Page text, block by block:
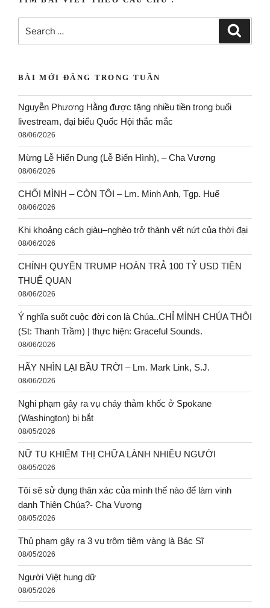
BÀI MỚI ĐĂNG TRONG TUẦN
Nguyễn Phương Hằng được tặng nhiều tiền trong buổi
livestream, đại biểu Quốc Hội thắc mắc
08/06/2026
Mừng Lễ Hiển Dung (Lễ Biến Hình), – Cha Vương
08/06/2026
CHỐI MÌNH – CÒN TÔI – Lm. Minh Anh, Tgp. Huế
08/06/2026
Khi khoảng cách giàu–nghèo trở thành vết nứt của thời đại
08/06/2026
CHÍNH QUYỀN TRUMP HOÀN TRẢ 100 TỶ USD TIỀN
THUẾ QUAN
08/06/2026
Ý nghĩa suốt cuộc đời con là Chúa..CHỈ MÌNH CHÚA THÔI
(St: Thanh Trầm) | thực hiện: Graceful Sounds.
08/06/2026
HÃY NHÌN LẠI BẦU TRỜI – Lm. Mark Link, S.J.
08/06/2026
Nghi phạm gây ra vụ cháy thảm khốc ở Spokane
(Washington) bị bắt
08/05/2026
NỮ TU KHIẾM THỊ CHỮA LÀNH NHIỀU NGƯỜI
08/05/2026
Tôi sẽ sử dụng thân xác của mình thế nào để làm vinh
danh Thiên Chúa?- Cha Vương
08/05/2026
Thủ phạm gây ra 3 vụ trộm tiệm vàng là Bác Sĩ
08/05/2026
Người Việt hung dữ
08/05/2026